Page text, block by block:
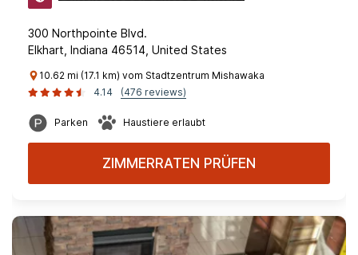
300 Northpointe Blvd.
Elkhart, Indiana 46514, United States
10.62 mi (17.1 km) vom Stadtzentrum Mishawaka
4.14
(476 reviews)
Parken Haustiere erlaubt
ZIMMERRATEN PRÜFEN